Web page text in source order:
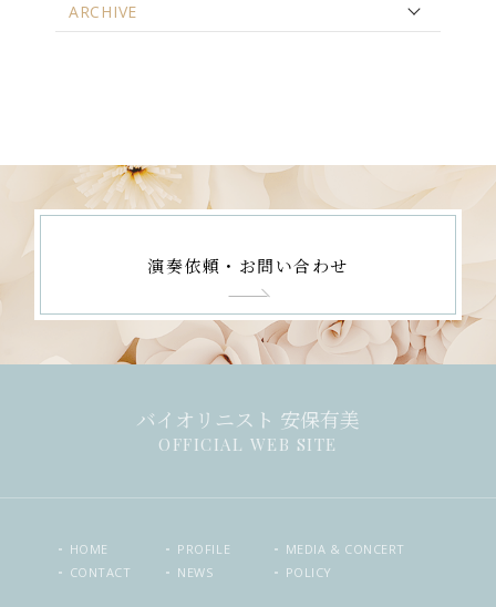
ARCHIVE
演奏依頼・お問い合わせ
バイオリニスト 安保有美
OFFICIAL WEB SITE
HOME PROFILE
MEDIA & CONCERT
CONTACT
NEWS POLICY